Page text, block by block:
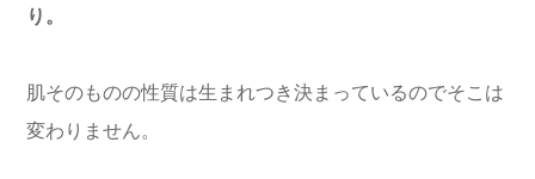
り。
肌そのものの性質は生まれつき決まっているのでそこは
変わりません。